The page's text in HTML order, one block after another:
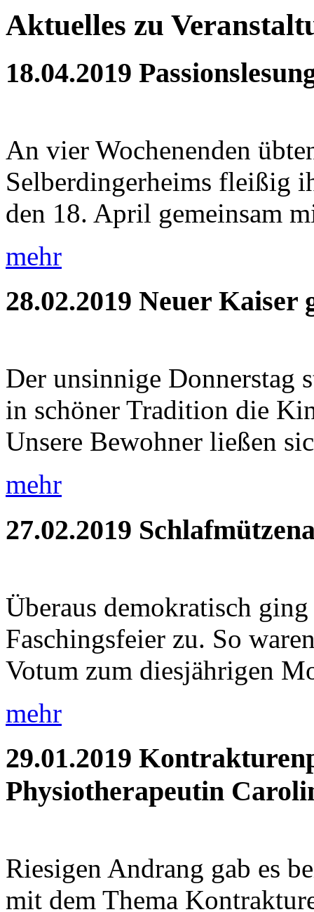
Aktuelles zu
18.04.2019
An vier Wochenenden
Selberdingerheims fleißig
den 18. April gemeinsam
mehr
28.02.2019 Neuer Kaiser
Der unsinnige Donnerstag
in schöner Tradition die
Unsere Bewohner ließen
mehr
27.02.2019
Überaus demokratisch
Faschingsfeier zu. So
Votum zum diesjährigen
mehr
29.01.2019
Physiotherapeutin
Riesigen Andrang gab es
mit dem Thema